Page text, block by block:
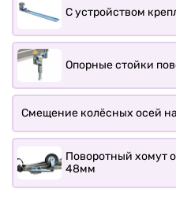
С устройством
Опорные стойки
Смещение колёсных осей
Поворотный хомут
48мм